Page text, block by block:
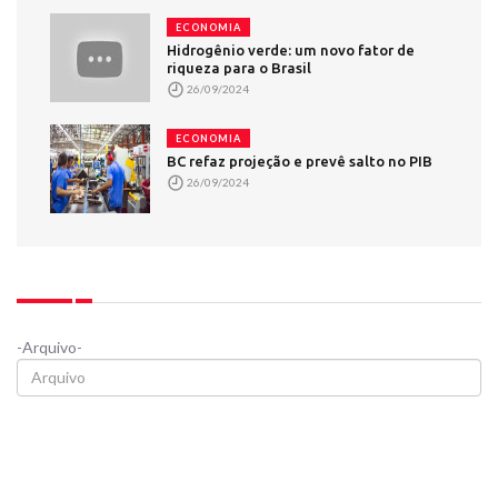
ECONOMIA
Hidrogênio verde: um novo fator de
riqueza para o Brasil
26/09/2024
ECONOMIA
BC refaz projeção e prevê salto no PIB
26/09/2024
-Arquivo-